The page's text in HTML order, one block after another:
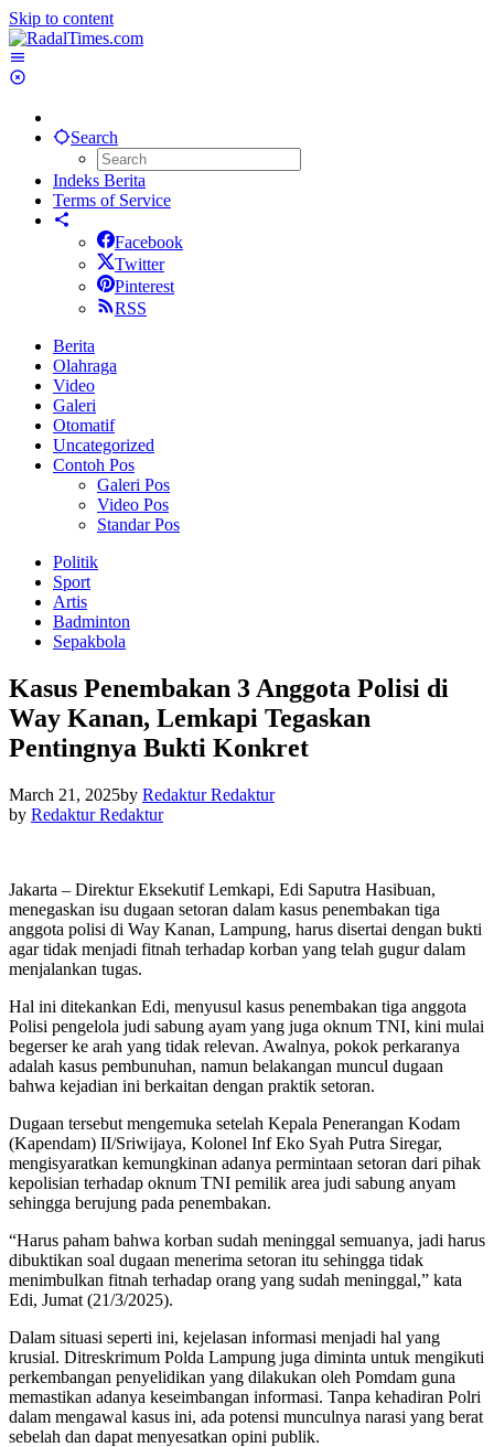
Skip to content
Search
Indeks Berita
Terms of Service
Facebook
Twitter
Pinterest
RSS
Berita
Olahraga
Video
Galeri
Otomatif
Uncategorized
Contoh Pos
Galeri Pos
Video Pos
Standar Pos
Politik
Sport
Artis
Badminton
Sepakbola
Kasus Penembakan 3 Anggota Polisi di
Way Kanan, Lemkapi Tegaskan
Pentingnya Bukti Konkret
March 21, 2025by Redaktur Redaktur
by Redaktur Redaktur
Jakarta – Direktur Eksekutif Lemkapi, Edi Saputra Hasibuan,
menegaskan isu dugaan setoran dalam kasus penembakan tiga
anggota polisi di Way Kanan, Lampung, harus disertai dengan bukti
agar tidak menjadi fitnah terhadap korban yang telah gugur dalam
menjalankan tugas.
Hal ini ditekankan Edi, menyusul kasus penembakan tiga anggota
Polisi pengelola judi sabung ayam yang juga oknum TNI, kini mulai
begerser ke arah yang tidak relevan. Awalnya, pokok perkaranya
adalah kasus pembunuhan, namun belakangan muncul dugaan
bahwa kejadian ini berkaitan dengan praktik setoran.
Dugaan tersebut mengemuka setelah Kepala Penerangan Kodam
(Kapendam) II/Sriwijaya, Kolonel Inf Eko Syah Putra Siregar,
mengisyaratkan kemungkinan adanya permintaan setoran dari pihak
kepolisian terhadap oknum TNI pemilik area judi sabung anyam
sehingga berujung pada penembakan.
“Harus paham bahwa korban sudah meninggal semuanya, jadi harus
dibuktikan soal dugaan menerima setoran itu sehingga tidak
menimbulkan fitnah terhadap orang yang sudah meninggal,” kata
Edi, Jumat (21/3/2025).
Dalam situasi seperti ini, kejelasan informasi menjadi hal yang
krusial. Ditreskrimum Polda Lampung juga diminta untuk mengikuti
perkembangan penyelidikan yang dilakukan oleh Pomdam guna
memastikan adanya keseimbangan informasi. Tanpa kehadiran Polri
dalam mengawal kasus ini, ada potensi munculnya narasi yang berat
sebelah dan dapat menyesatkan opini publik.